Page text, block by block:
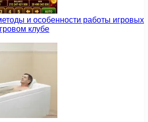
и особенности работы игровых
клубе